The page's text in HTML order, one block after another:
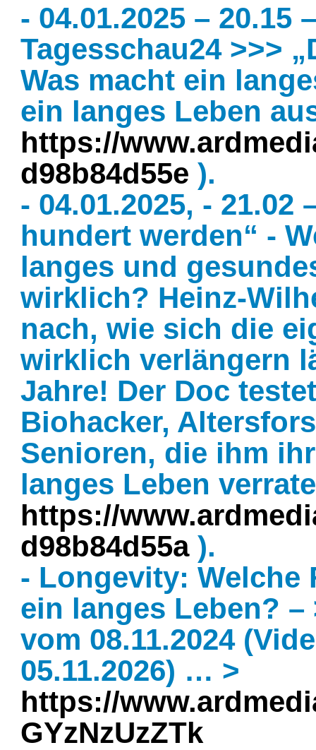
- 04.01.2025 – 20.15
Tagesschau24 >>>
Was macht ein
ein langes Leben
https://
d98b84d55e ).
- 04.01.2025, - 21.02
hundert werden“ -
langes und
wirklich? Heinz-
nach, wie sich die
wirklich verlängern
Jahre! Der Doc
Biohacker,
Senioren, die ihm
langes Leben
https://
d98b84d55a).
- Longevity:
ein langes Leben? –
vom 08.11.2024
05.11.2026) … >
https://
GYzNzUzZTk